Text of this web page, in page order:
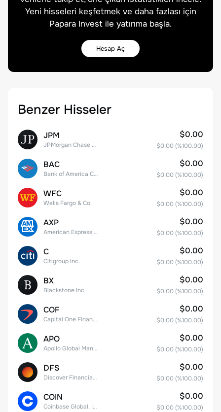
Yeni hisseleri keşfetmek ve daha fazlası için
Papara Invest ile yatırıma başla.
Hesap Aç
Benzer Hisseler
JPM
JPMorgan Chase & Co.
$0.00
$0.00 (%100.00)
BAC
Bank of America Corporation
$0.00
$0.00 (%100.00)
WFC
Wells Fargo & Co.
$0.00
$0.00 (%100.00)
AXP
American Express Company
$0.00
$0.00 (%100.00)
C
Citigroup Inc.
$0.00
$0.00 (%100.00)
BX
Blackstone Inc.
$0.00
$0.00 (%100.00)
COF
Capital One Financial
$0.00
$0.00 (%100.00)
APO
Apollo Global Management, Inc.
$0.00
$0.00 (%100.00)
DFS
Discover Financial Services
$0.00
$0.00 (%100.00)
COIN
Coinbase Global, Inc. Class A Common Stock
$0.00
$0.00 (%100.00)